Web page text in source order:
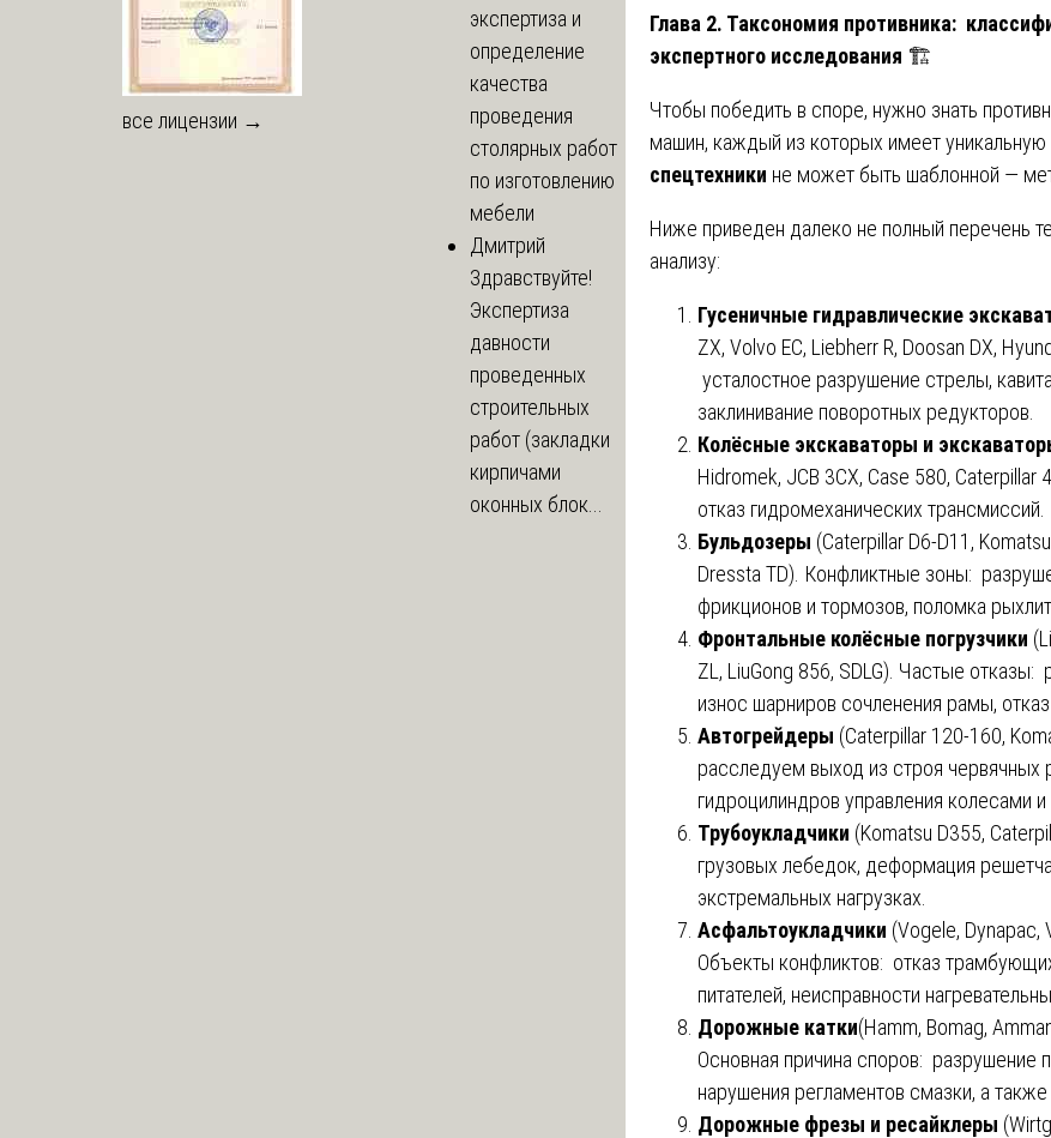
Глава 2. Таксономия противника:
экспертного исследования 🏗️
Чтобы победить в споре, нужно знать
машин, каждый из которых имеет уникальную
спецтехники не может быть шаблонной —
Ниже приведен далеко не полный перечень
анализу:
Гусеничные гидравлические
ZX, Volvo EC, Liebherr R, Doosan DX,
усталостное разрушение стрелы,
заклинивание поворотных редукторов.
Колёсные экскаваторы и
Hidromek, JCB 3CX, Case 580,
отказ гидромеханических трансмиссий.
Бульдозеры (Caterpillar D6-D11,
Dressta TD). Конфликтные зоны:
фрикционов и тормозов, поломка
Фронтальные колёсные погрузчики
ZL, LiuGong 856, SDLG). Частые
износ шарниров сочленения рамы,
Автогрейдеры (Caterpillar 120-160,
расследуем выход из строя червячных
гидроцилиндров управления колесами
Трубоукладчики (Komatsu D355,
грузовых лебедок, деформация
экстремальных нагрузках.
Асфальтоукладчики (Vogele, Dynapac,
Объекты конфликтов: отказ
питателей, неисправности
Дорожные катки(Hamm, Bomag,
Основная причина споров: разрушение
нарушения регламентов смазки, а
Дорожные фрезы и ресайклеры
все лицензии →
экспертиза и
определение
качества
проведения
столярных работ
по изготовлению
мебели
Дмитрий
Здравствуйте!
Экспертиза
давности
проведенных
строительных
работ (закладки
кирпичами
оконных блок...